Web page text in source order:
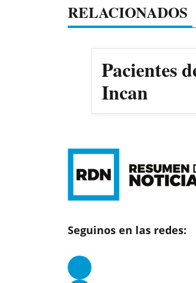
RELACIONADOS
Pacientes
Incan
Seguinos en las redes: